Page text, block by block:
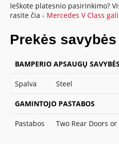
Ieškote platesnio pasirinkimo?
rasite čia - Mercedes V Class
Prekės savybės
BAMPERIO APSAUGŲ SAVYBĖS
Spalva Steel
GAMINTOJO PASTABOS
Pastabos Two Rear Doors